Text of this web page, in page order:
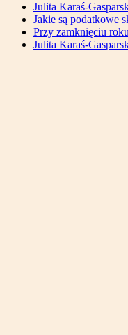
Julita Karaś-
Jakie są podatkowe
Przy zamknięciu
Julita Karaś-